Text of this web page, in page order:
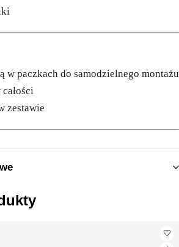
w paczkach do samodzielnego montażu
zestawie